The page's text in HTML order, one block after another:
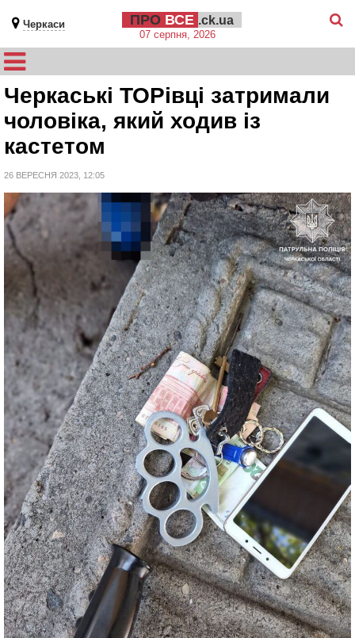
Черкаси ПРО ВСЕ .ck.ua
07 серпня, 2026
Черкаські ТОРівці затримали
чоловіка, який ходив із
кастетом
26 ВЕРЕСНЯ 2023, 12:05